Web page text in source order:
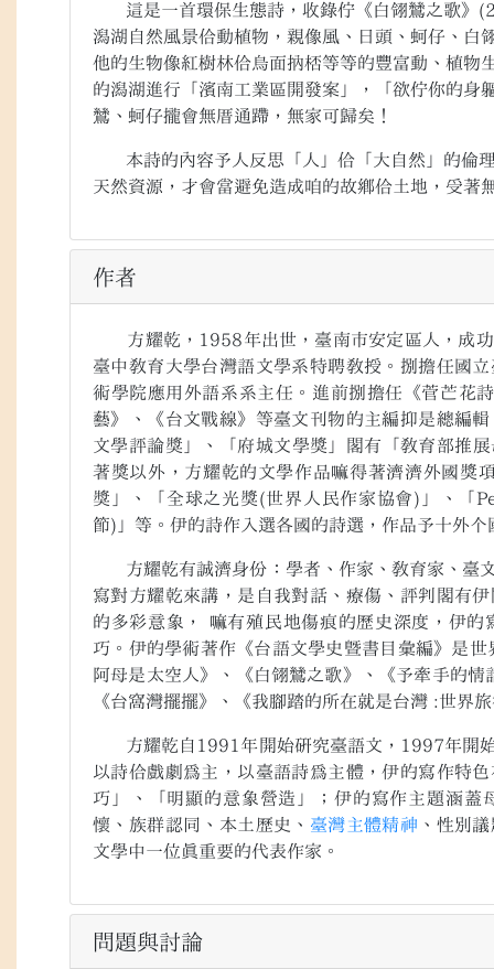
這是一首環保生態詩，收錄佇《白翎鷥之歌》
潟湖自然風景佮動植物，親像風、日頭、蚵仔、
他的生物像紅樹林佮烏面抐桮等等的豐富動、植物
的潟湖進行「濱南工業區開發案」，「欲佇你的身
鷥、蚵仔攏會無厝通蹛，無家可歸矣！
本詩的內容予人反思「人」佮「大自然」的倫
天然資源，才會當避免造成咱的故鄉佮土地，受著
作者
方耀乾， 1958年出世，臺南市安定區人，成
臺中教育大學台灣語文學系特聘教授。捌擔任國
術學院應用外語系系主任。進前捌擔任《菅芒花
藝》、《台文戰線》等臺文刊物的主編抑是總編
文學評論獎」、「府城文學獎」閣有「教育部推
著獎以外，方耀乾的文學作品嘛得著濟濟外國獎
獎」、「全球之光獎(世界人民作家協會) 」、「
節) 」等。伊的詩作入選各國的詩選，作品予十外个
方耀乾有誠濟身份：學者、作家、教育家、臺
寫對方耀乾來講，是自我對話、療傷、評判閣有
的多彩意象， 嘛有殖民地傷痕的歷史深度，伊
巧。伊的學術著作《台語文學史暨書目彙編》是
阿母是太空人》、《白翎鷥之歌》、《予牽手的
《台窩灣擺擺》、《我腳踏的所在就是台灣 :世界
方耀乾自 1991 年開始研究臺語文， 1997年開
以詩佮戲劇為主，以臺語詩為主體，伊的寫作特
巧」、「明顯的意象營造」；伊的寫作主題涵蓋
懷、族群認同、本土歷史、 臺灣主體精神 、性別
文學中一位真重要的代表作家。
問題與討論